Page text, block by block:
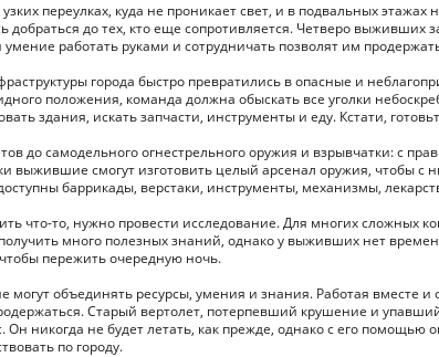
переулках, куда не проникает свет, и в подвальных этажах
до тех, кто еще сопротивляется. Четверо выживших
умение работать руками и сотрудничать позволят им
города быстро превратились в опасные и
положения, команда должна обыскать все уголки
здания, искать запчасти, инструменты и еду. Кстати,
до самодельного огнестрельного оружия и взрывчатки: с
выжившие смогут изготовить целый арсенал оружия, чтобы с
баррикады, верстаки, инструменты, механизмы,
что-то, нужно провести исследование. Для многих сложных
много полезных знаний, однако у выживших нет
пережить очередную ночь.
могут объединять ресурсы, умения и знания. Работая вместе и
Старый вертолет, потерпевший крушение и
никогда не будет летать, как прежде, однако с его помощью
по городу.